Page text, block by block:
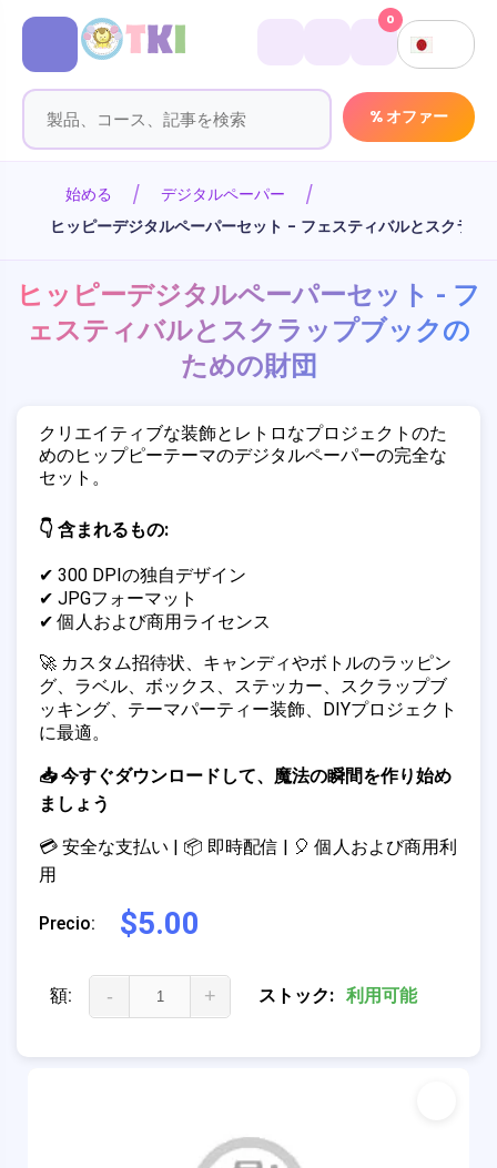
% オファー
0
始める
デジタルペーパー
ヒッピーデジタルペーパーセット - フェスティバルとスクラッ
ヒッピーデジタルペーパーセット - フ
ェスティバルとスクラップブックの
ための財団
クリエイティブな装飾とレトロなプロジェクトのた
めのヒップピーテーマのデジタルペーパーの完全な
セット。
👇 含まれるもの:
✔ 300 DPIの独自デザイン
✔ JPGフォーマット
✔ 個人および商用ライセンス
🚀 カスタム招待状、キャンディやボトルのラッピン
グ、ラベル、ボックス、ステッカー、スクラップブ
ッキング、テーマパーティー装飾、DIYプロジェクト
に最適。
📥 今すぐダウンロードして、魔法の瞬間を作り始め
ましょう
💳 安全な支払い | 📦 即時配信 | 🎈 個人および商用利
用
Precio: $5.00
額: - + ストック: 利用可能